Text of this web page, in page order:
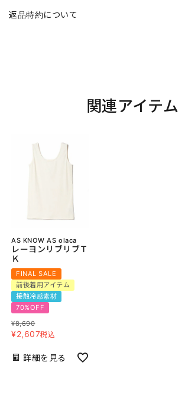
返品特約について
関連アイテム
AS KNOW AS olaca
レーヨンリブリブＴ
Ｋ
FINAL SALE
前後着用アイテム
接触冷感素材
70%OFF
¥8,690
¥2,607税込
詳細を見る